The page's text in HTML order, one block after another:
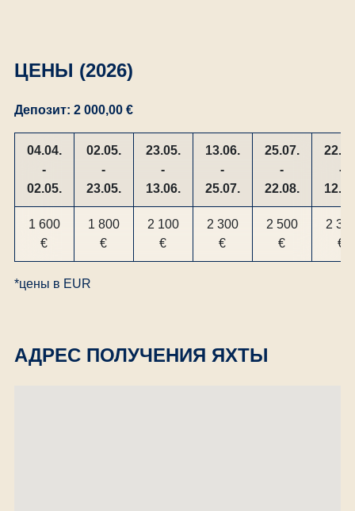
ЦЕНЫ (2026)
Депозит: 2 000,00 €
04.04.
-
02.05.
02.05.
-
23.05.
23.05.
-
13.06.
13.06.
-
25.07.
25.07.
-
22.08.
-
1 600
€
1 800
€
2 100
€
2 300
€
2 500
€
2
€
*цены в EUR
АДРЕС ПОЛУЧЕНИЯ ЯХТЫ